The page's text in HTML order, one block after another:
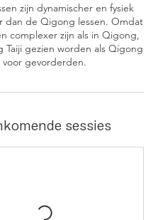
zijn dynamischer en fysiek
dan de Qigong lessen. Omdat
complexer zijn als in Qigong,
Taiji gezien worden als Qigong
voor gevorderden.
sessies